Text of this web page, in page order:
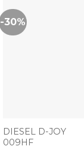
-30%
DIESEL D-JOY
009HF